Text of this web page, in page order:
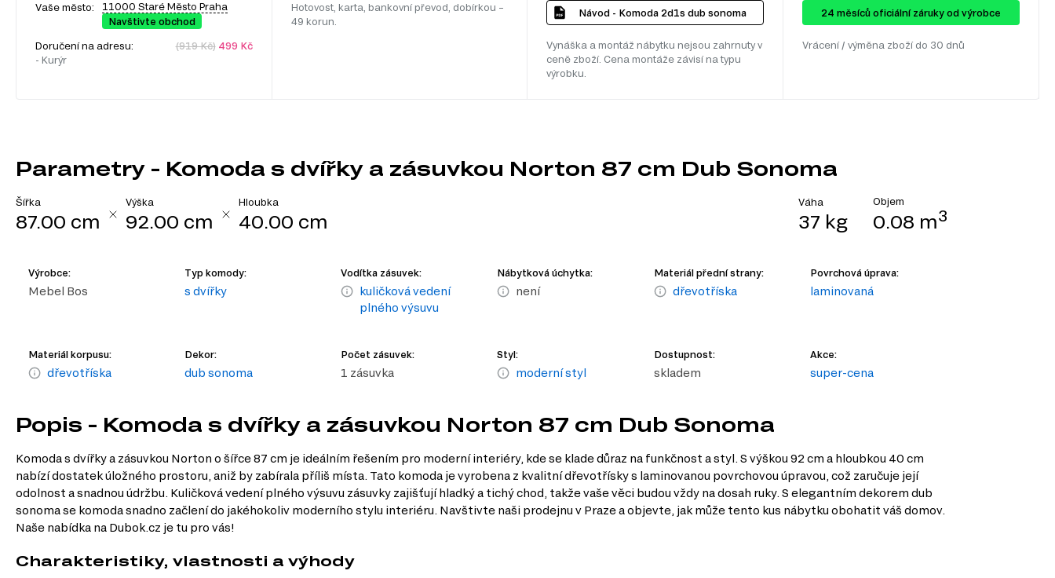
Vaše město:
11000 Staré Město Praha
Navštivte obchod
Doručení na adresu:
- Kurýr
(919 Kč)499 Kč
Hotovost, karta, bankovní převod, dobírkou –
49 korun.
Návod - Komoda 2d1s dub sonoma
Vynáška a montáž nábytku nejsou zahrnuty v
ceně zboží. Cena montáže závisí na typu
výrobku.
24 ​​​​měsíců oficiální záruky od výrobce
Vrácení / výměna zboží do 30 dnů
Parametry - Komoda s dvířky a zásuvkou Norton 87 cm Dub Sonoma
Šířka
87.00 cm
Výška
92.00 cm
Hloubka
40.00 cm
Váha
37 kg
Objem
0.08 m3
Výrobce:
Mebel Bos
Typ komody:
s dvířky
Vodítka zásuvek:
kuličková vedení
plného výsuvu
Nábytková úchytka:
není
Materiál přední strany:
dřevotříska
Povrchová úprava:
laminovaná
Materiál korpusu:
dřevotříska
Dekor:
dub sonoma
Počet zásuvek:
1 zásuvka
Styl:
moderní styl
Dostupnost:
skladem
Akce:
super-cena
Popis - Komoda s dvířky a zásuvkou Norton 87 cm Dub Sonoma
Komoda s dvířky a zásuvkou Norton o šířce 87 cm je ideálním řešením pro moderní interiéry, kde se klade důraz na funkčnost a styl. S výškou 92 cm a hloubkou 40 cm
nabízí dostatek úložného prostoru, aniž by zabírala příliš místa. Tato komoda je vyrobena z kvalitní dřevotřísky s laminovanou povrchovou úpravou, což zaručuje její
odolnost a snadnou údržbu. Kuličková vedení plného výsuvu zásuvky zajišťují hladký a tichý chod, takže vaše věci budou vždy na dosah ruky. S elegantním dekorem dub
sonoma se komoda snadno začlení do jakéhokoliv moderního stylu interiéru. Navštivte naši prodejnu v Praze a objevte, jak může tento kus nábytku obohatit váš domov.
Naše nabídka na Dubok.cz je tu pro vás!
Charakteristiky, vlastnosti a výhody